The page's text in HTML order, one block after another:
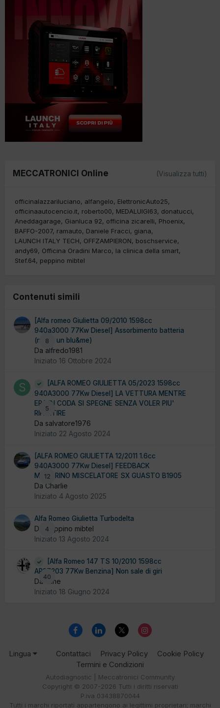
MECCATRONICI Online (Visualizza tutti)
officinalazzariluciano alfangelo
ElettronicAuto25
officinaautocencio.it roberto00 MEDALUIGI63
donatucci
Aneddagarage
Gianluca 92 officina zicarelli
Phoenix
BAFFO-2007 ramauto Daniele Fracci
giana
LAUNCH ITALY TECH
OFFZAMPIERON
boschservice
andy69
Officina Oradini Marco
la clinica della smart
Stef.64
peppino mibtel
Contenuti simili
8
[Alfa romeo Giulietta 09/2010 1598cc
940a3000 77Kw Diesel] Assorbimento batteria
(non è un blu&me)
Da alfredo1981
Iniziato 16 Ottobre 2024
5
[ALFA ROMEO GIULIETTA 05/2023 1598cc
940A3000 77Kw Diesel] LA VETTURA MENTRE
ERA IN CODA SI SPEGNE SENZA VOLER PIU'
RIPARTIRE
Da salvatore1976
Iniziato 22 Agosto 2024
12
[ALFA ROMEO GIULIETTA 12/2011 1.6cc
940A3000 77Kw Diesel] FEEDBACK
MOTORINO MISCELATORE SX GUASTO B1905
Da Charlie
Iniziato 4 Agosto 2025
4
Alfa Romeo Giulietta Turbodelta
Da peppino mibtel
Iniziato 13 Agosto 2024
40
[Alfa Romeo 147 TS 10/2010 1598cc
AR37203 77Kw Benzina] Non sale di giri
Da Pline
Iniziato 18 Giugno 2024
Lingua Contattaci Privacy Policy
Cookie Policy
Termini e Condizioni
Autodiagnostic | Meccatronici Community
Copyright © 2007-2026 Tutti i diritti riservati
P.iva 03438870044
Tutti i marchi riportati appartengono ai legittimi proprietari; marchi